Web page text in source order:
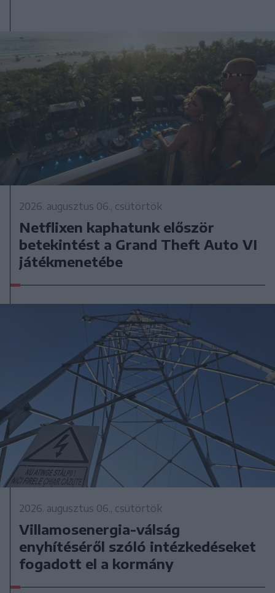
2026. augusztus 06., csütörtök
Netflixen kaphatunk először
betekintést a Grand Theft Auto VI
játékmenetébe
2026. augusztus 06., csütörtök
Villamosenergia-válság
enyhítéséről szóló intézkedéseket
fogadott el a kormány